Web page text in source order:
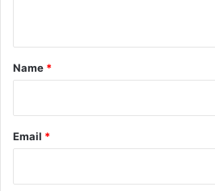
*
Name *
Email *